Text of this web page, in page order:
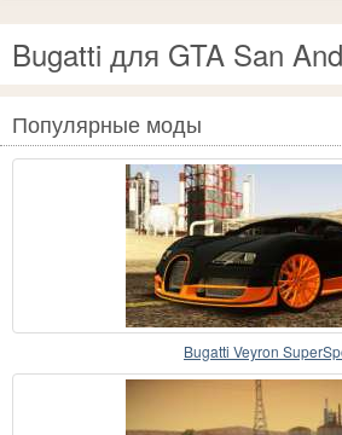
Bugatti для GTA San
Популярные моды
Bugatti Veyron